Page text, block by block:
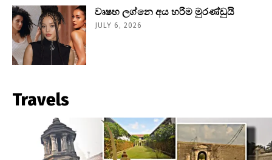
වෘෂභ ලග්නෙ අය හරිම මුරණ්ඩුයි
JULY 6, 2026
Travels